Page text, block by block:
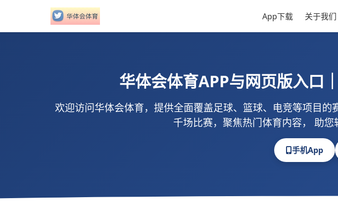
App下载 关于我们
华体会体育APP与网页版入口
欢迎访问华体会体育，提供全面覆盖足球、篮球、电竞等项目的
千场比赛，聚焦热门体育内容， 助您
手机App